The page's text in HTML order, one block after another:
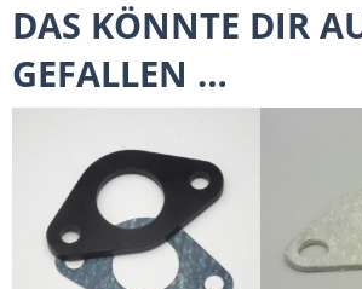
DAS KÖNNTE DIR
GEFALLEN …